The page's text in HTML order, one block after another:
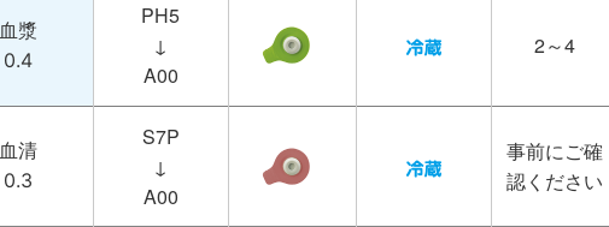
血漿
0.4
PH5
↓
A00
2～4
血清
0.3
S7P
↓
A00
事前にご確
認ください